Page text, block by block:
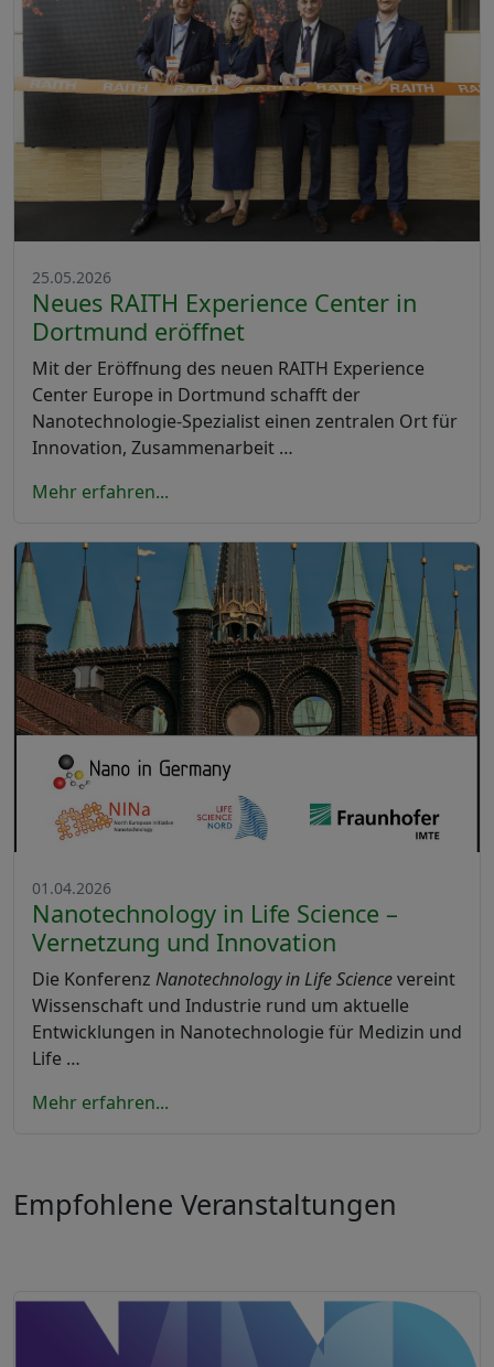
25.05.2026
Neues RAITH Experience Center in
Dortmund eröffnet
Mit der Eröffnung des neuen RAITH Experience
Center Europe in Dortmund schafft der
Nanotechnologie-Spezialist einen zentralen Ort für
Innovation, Zusammenarbeit …
Mehr erfahren...
01.04.2026
Nanotechnology in Life Science –
Vernetzung und Innovation
Die Konferenz Nanotechnology in Life Sciencevereint
Wissenschaft und Industrie rund um aktuelle
Entwicklungen in Nanotechnologie für Medizin und
Life …
Mehr erfahren...
Empfohlene Veranstaltungen